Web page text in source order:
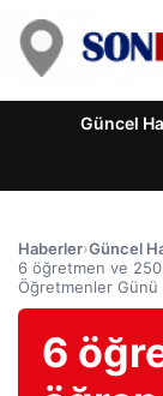
Güncel
Haberler›Güncel
6 öğretmen ve
Öğretmenler Günü
6